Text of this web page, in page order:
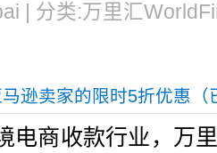
| 分类:万里汇
逊卖家的限时5折优惠（
商收款行业，万里